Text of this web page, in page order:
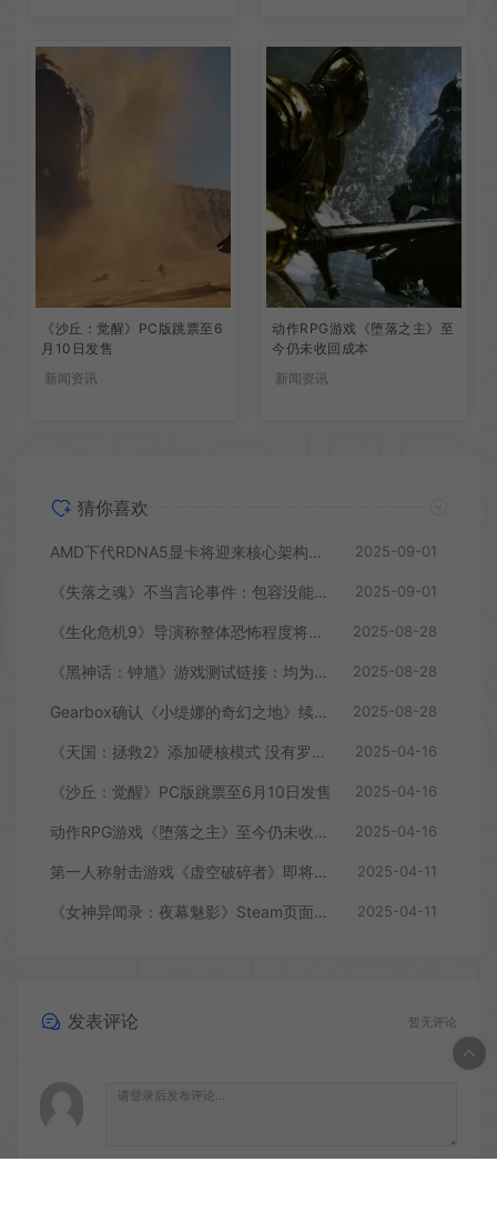
《沙丘：觉醒》PC版跳票至6
月10日发售
新闻资讯
动作RPG游戏《堕落之主》至
今仍未收回成本
新闻资讯
猜你喜欢
AMD下代RDNA5显卡将迎来核心架构大幅升级 2025-09-01
《失落之魂》不当言论事件：包容没能消解过激言论 2025-09-01
《生化危机9》导演称整体恐怖程度将进一步提升 2025-08-28
《黑神话：钟馗》游戏测试链接：均为骗子 2025-08-28
Gearbox确认《小缇娜的奇幻之地》续作正在开发中 2025-08-28
《天国：拯救2》添加硬核模式 没有罗盘和快速旅行 2025-04-16
《沙丘：觉醒》PC版跳票至6月10日发售 2025-04-16
动作RPG游戏《堕落之主》至今仍未收回成本 2025-04-16
第一人称射击游戏《虚空破碎者》即将多平台上线 2025-04-11
《女神异闻录：夜幕魅影》Steam页面上线 2025-04-11
发表评论 暂无评论